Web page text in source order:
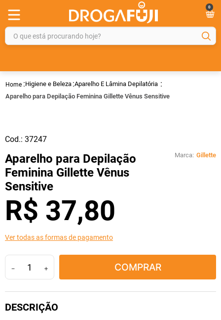
0
O que está procurando hoje?
Higiene e Beleza Aparelho E Lâmina Depilatória
Aparelho para Depilação Feminina Gillette Vênus Sensitive
Cod.: 37247
Aparelho para Depilação
Feminina Gillette Vênus
Sensitive
Marca: Gillette
R$ 37,80
Ver todas as formas de pagamento
＋
－ COMPRAR
2
gelmax
5º
protetor solar
6º
shampoo
7
dipirona
fraldas geriátricas
º
sveda